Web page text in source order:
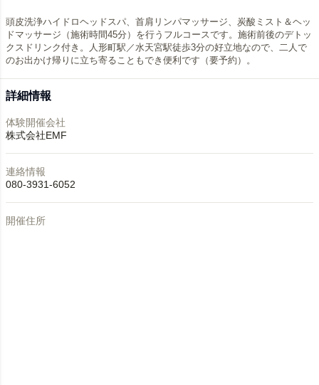
頭皮洗浄ハイドロヘッドスパ、首肩リンパマッサージ、炭酸ミスト＆ヘッ
ドマッサージ（施術時間45分）を行うフルコースです。施術前後のデトッ
クスドリンク付き。人形町駅／水天宮駅徒歩3分の好立地なので、二人で
のお出かけ帰りに立ち寄ることもでき便利です（要予約）。
詳細情報
体験開催会社
株式会社EMF
連絡情報
080-3931-6052
開催住所